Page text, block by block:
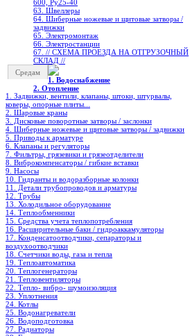
600, Ру25-40
63. Швеллеры
64. Шиберные ножевые и щитовые затворы /
задвижки
65. Электромонтаж
66. Электростанции
67. // СХЕМА ПРОЕЗДА НА ОТГРУЗОЧНЫЙ
СКЛАД //
Средам
1. Водоснабжение
2. Отопление
1. Задвижки, вентили, клапаны, штоки, штурвалы,
коверы, опорные плиты...
2. Шаровые краны
3. Дисковые поворотные затворы / заслонки
4. Шиберные ножевые и щитовые затворы / задвижки
5. Приводы к арматуре
6. Клапаны и регуляторы
7. Фильтры, грязевики и грязеотделители
8. Виброкомпенсаторы / гибкие вставки
9. Насосы
10. Гидранты и водоразборные колонки
11. Детали трубопроводов и арматуры
12. Трубы
13. Холодильное oборудование
14. Теплообменники
15. Средства учета теплопотребления
16. Расширительные баки / гидроаккамуляторы
17. Конденсатоотводчики, сепараторы и
воздухоотводчики
18. Счетчики воды, газа и тепла
19. Теплоавтоматика
20. Теплогенераторы
21. Тепловентиляторы
22. Тепло- вибро- шумоизоляция
23. Уплотнения
24. Котлы
25. Водонагреватели
26. Водоподготовка
27. Радиаторы